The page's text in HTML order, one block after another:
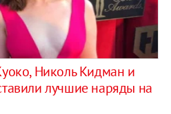
Николь Кидман и
лучшие наряды на